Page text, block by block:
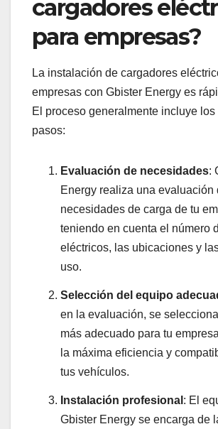
cargadores
para empresas?
La instalación de cargadores
empresas con Gbister Energy es
El proceso generalmente incluye
pasos:
Evaluación de necesidades:
Energy realiza una evaluación
necesidades de carga de tu
teniendo en cuenta el número
eléctricos, las ubicaciones y
uso.
Selección del equipo
en la evaluación, se
más adecuado para tu
la máxima eficiencia y
tus vehículos.
Instalación profesional : El
Gbister Energy se encarga de